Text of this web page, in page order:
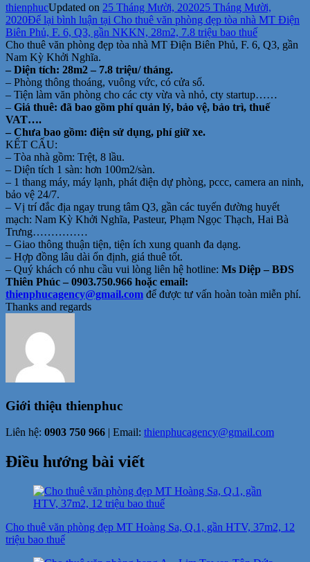
thienphucUpdated on 25 Tháng Mười, 202025 Tháng Mười,
2020Để lại bình luận tại Cho thuê văn phòng đẹp tòa nhà MT Điện
Biên Phủ, F. 6, Q3, gần NKKN, 28m2, 7.8 triệu bao thuế
Cho thuê văn phòng đẹp tòa nhà MT Điện Biên Phủ, F. 6, Q3, gần
Nam Kỳ Khởi Nghĩa.
– Diện tích: 28m2 – 7.8 triệu/ tháng.
– Phòng thông thoáng, vuông vức, có cửa sổ.
– Tiện làm văn phòng cho các cty vừa và nhỏ, cty startup……
– Giá thuê: đã bao gồm phí quản lý, bảo vệ, bảo trì, thuế
VAT….
– Chưa bao gồm: điện sử dụng, phí giữ xe.
KẾT CẤU:
– Tòa nhà gồm: Trệt, 8 lầu.
– Diện tích 1 sàn: hơn 100m2/sàn.
– 1 thang máy, máy lạnh, phát điện dự phòng, pccc, camera an ninh,
bảo vệ 24/7.
– Vị trí đắc địa ngay trung tâm Q3, gần các tuyến đường huyết
mạch: Nam Kỳ Khởi Nghĩa, Pasteur, Phạm Ngọc Thạch, Hai Bà
Trưng……………
– Giao thông thuận tiện, tiện ích xung quanh đa dạng.
– Hợp đồng lâu dài ổn định, giá thuê tốt.
– Quý khách có nhu cầu vui lòng liên hệ hotline: Ms Diệp – BĐS
Thiên Phúc – 0903.750.966 hoặc email:
thienphucagency@gmail.com để được tư vấn hoàn toàn miễn phí.
Thanks and regards
Giới thiệu thienphuc
Liên hệ: 0903 750 966 | Email: thienphucagency@gmail.com
Điều hướng bài viết
Cho thuê văn phòng đẹp MT Hoàng Sa, Q.1, gần HTV, 37m2, 12
triệu bao thuế